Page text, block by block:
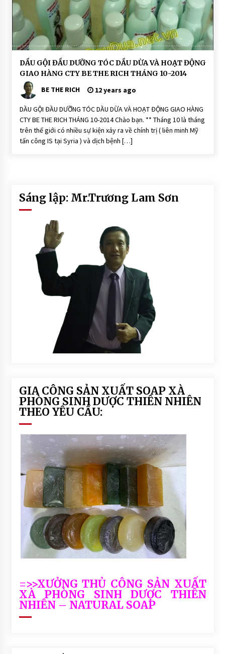
Ộ
N
G
D
ầ
u
G
i
ầ
u
D
ư
ỡ
n
O
Ạ
T
DẦU GỘI ĐẦU DƯỠNG TÓC DẦU DỪA VÀ HOẠT ĐỘNG
GIAO HÀNG CTY BE THE RICH THÁNG 10-2014
BE THE RICH
12 years ago
DẦU GỘI ĐẦU DƯỠNG TÓC DẦU DỪA VÀ HOẠT ĐỘNG GIAO HÀNG
CTY BE THE RICH THÁNG 10-2014 Chào bạn. ** Tháng 10 là tháng
trên thế giới có nhiều sự kiện xảy ra về chính trị ( liên minh Mỹ
tấn công IS tại Syria ) và dịch bệnh […]
Sáng lập: Mr.Trương Lam Sơn
GIA CÔNG SẢN XUẤT SOAP XÀ
PHÒNG SINH DƯỢC THIÊN NHIÊN
THEO YÊU CẦU:
=>>XƯỞNG THỦ CÔNG SẢN XUẤT
XÀ PHÒNG SINH DƯỢC THIÊN
NHIÊN – NATURAL SOAP